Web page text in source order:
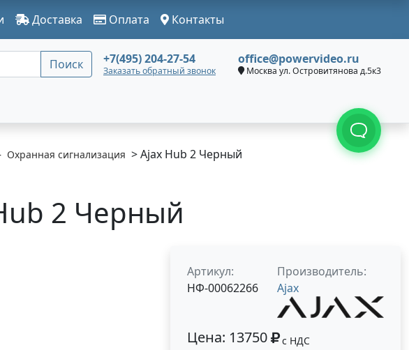
Доставка Оплата Контакты
Поиск +7(495) 204-27-54
Заказать обратный звонок
office@powervideo.ru
Москва ул. Островитянова д.5к3
Охранная сигнализация > Ajax Hub 2 Черный
2 Черный
Артикул:
НФ-00062266
Производитель:
Ajax
Цена: 13750 с НДС